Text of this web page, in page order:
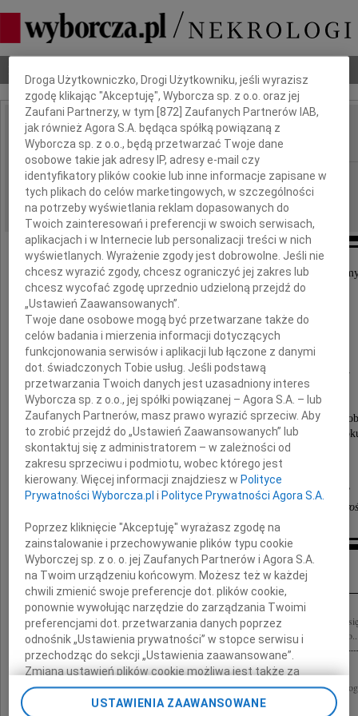
IMIĘ I NAZWISKO: Paweł Rosienkiewicz
REGION: Wrocław
DATA EMISJI: 01.12.2020
Przepełnieni ogromnym smutkiem
że 25 listopada 2020 roku odszedł od nas
najukochańszy
Mąż, Tato, Dziadzio i Szwagier
Paweł Rosienkiewicz
Uroczystości pogrzebowe rozpoczną się mszą
o godzinie 12.30 w czwartek 3 grudnia 2020
w kaplicy na cmentarzu przy ulicy Smętnej.
Grażyna Rosienkiewicz, Maria Rosienkiewicz,
Emilia Rosienkiewicz, Ewa Lasocka, Łukasz Broś
Kondolencje
"W momencie śmierci bliskiego uderza człowieka świadomość niczym nie dającej
Tischner Z wielkim smutkiem i poczuciem wielkiej straty przyjęliśmy wiadomość
"Umarłych wieczność dotąd trwa, dokąd pamięcią im się płaci" W. Szymborska Z
wiadomość o śmierci Pawła Rosienkiewicza Przyjaciela, Wspólnika i...
Dbamy o Twoją prywatność
Droga Użytkowniczko, Drogi Użytkowniku, jeśli wyrazisz
zgodę klikając "Akceptuję", Wyborcza sp. z o.o. oraz jej
Zaufani Partnerzy, w tym [872 ] Zaufanych Partnerów IAB,
jak również Agora S.A. będąca spółką powiązaną z
Wyborcza sp. z o.o., będą przetwarzać Twoje dane
osobowe takie jak adresy IP, adresy e-mail czy
identyfikatory plików cookie lub inne informacje zapisane w
tych plikach do celów marketingowych, w szczególności
na potrzeby wyświetlania reklam dopasowanych do
Twoich zainteresowań i preferencji w swoich serwisach,
aplikacjach i w Internecie lub personalizacji treści w nich
wyświetlanych. Wyrażenie zgody jest dobrowolne. Jeśli nie
chcesz wyrazić zgody, chcesz ograniczyć jej zakres lub
chcesz wycofać zgodę uprzednio udzieloną przejdź do
„Ustawień Zaawansowanych”.
Twoje dane osobowe mogą być przetwarzane także do
celów badania i mierzenia informacji dotyczących
funkcjonowania serwisów i aplikacji lub łączone z danymi
dot. świadczonych Tobie usług. Jeśli podstawą
przetwarzania Twoich danych jest uzasadniony interes
Wyborcza sp. z o.o., jej spółki powiązanej – Agora S.A. – lub
Zaufanych Partnerów, masz prawo wyrazić sprzeciw. Aby
to zrobić przejdź do „Ustawień Zaawansowanych” lub
skontaktuj się z administratorem – w zależności od
zakresu sprzeciwu i podmiotu, wobec którego jest
kierowany. Więcej informacji znajdziesz w Polityce
Prywatności Wyborcza.pl i Polityce Prywatności Agora S.A.
Poprzez kliknięcie "Akceptuję" wyrażasz zgodę na
zainstalowanie i przechowywanie plików typu cookie
Wyborczej sp. z o. o. jej Zaufanych Partnerów i Agora S.A.
na Twoim urządzeniu końcowym. Możesz też w każdej
chwili zmienić swoje preferencje dot. plików cookie,
ponownie wywołując narzędzie do zarządzania Twoimi
preferencjami dot. przetwarzania danych poprzez
odnośnik „Ustawienia prywatności” w stopce serwisu i
przechodząc do sekcji „Ustawienia zaawansowane”.
Zmiana ustawień plików cookie możliwa jest także za
pomocą ustawień przeglądarki.
USTAWIENIA ZAAWANSOWANE